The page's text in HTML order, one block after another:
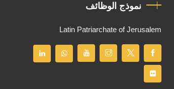
نموذج الوظائف
Latin Patriarchate of Jerusalem